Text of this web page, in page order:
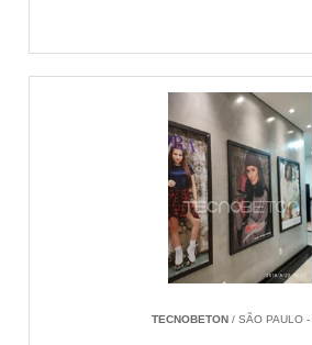
TECNOBETON/ SÃO PAULO -